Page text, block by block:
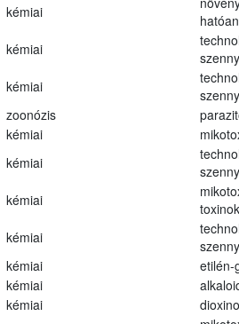
kémiai
kémiai
kémiai
zoonózis
kémiai
kémiai
kémiai
toxinok
kémiai
kémiai
etilén-
kémiai
kémiai